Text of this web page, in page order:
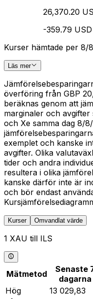
26,370.20
-359.79 USD
Kurser hämtade per 8/
Läs mer
överföring från GBP
beräknas genom att
marginaler och
och Xe samma dag 8/
exemplet och kanske
avgifter. Olika
tider och andra
resultera i olika
kanske därför inte är
och bör endast
Kurser Omvandlat värde
1 XAU till ILS
Mätmetod
Senaste
dagarna
Hög
13 029,83